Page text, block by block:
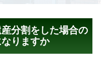
分割をした場合の
りますか